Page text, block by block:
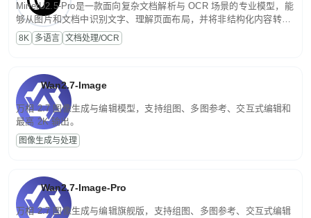
MinerU2.5-Pro是一款面向复杂文档解析与 OCR 场景的专业模型，能
够从图片和文档中识别文字、理解页面布局，并将非结构化内容转换
为便于存储、检索和二次处理的结构化结果。
8K 多语言 文档处理/OCR
Wan2.7-Image
万相 2.7 图像生成与编辑模型，支持组图、多图参考、交互式编辑和
最高 2K 输出。
图像生成与处理
Wan2.7-Image-Pro
万相 2.7 图像生成与编辑旗舰版，支持组图、多图参考、交互式编辑